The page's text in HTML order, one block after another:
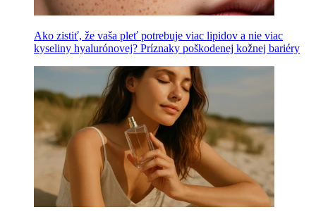
Ako zistiť, že vaša pleť potrebuje viac lipidov a nie viac
kyseliny hyalurónovej? Príznaky poškodenej kožnej bariéry